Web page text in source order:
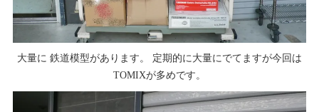
大量に 鉄道模型があります。 定期的に大量にでてますが今回は
TOMIXが多めです。